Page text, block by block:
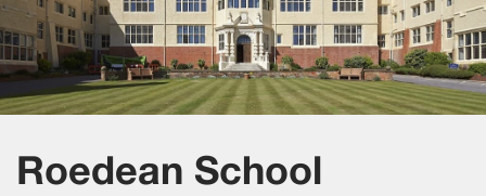
Roedean School